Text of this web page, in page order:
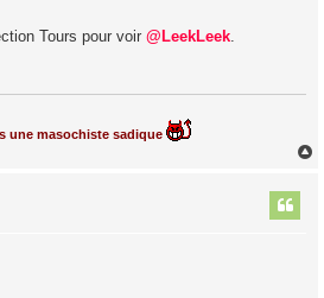
Tours pour voir @LeekLeek.
une masochiste sadique